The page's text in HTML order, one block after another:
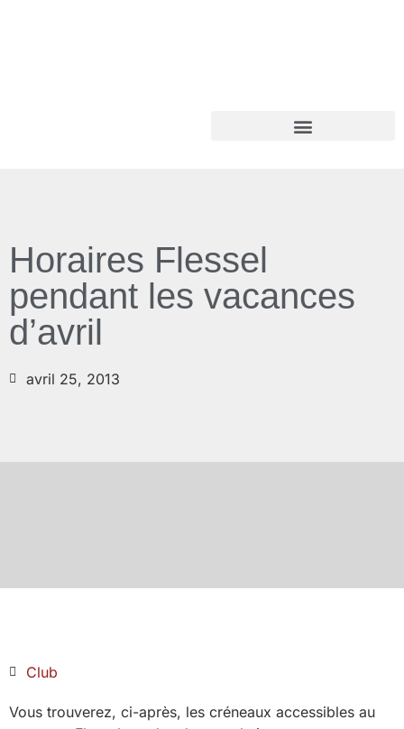
Horaires Flessel
pendant les vacances
d’avril
avril 25, 2013
Club
Vous trouverez, ci-après, les créneaux accessibles au